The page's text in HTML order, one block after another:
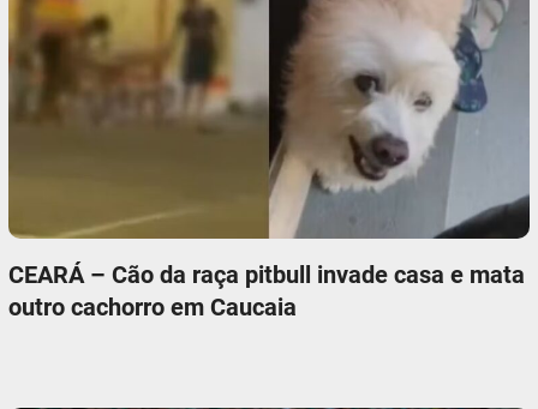
CEARÁ – Cão da raça pitbull invade casa e mata
outro cachorro em Caucaia